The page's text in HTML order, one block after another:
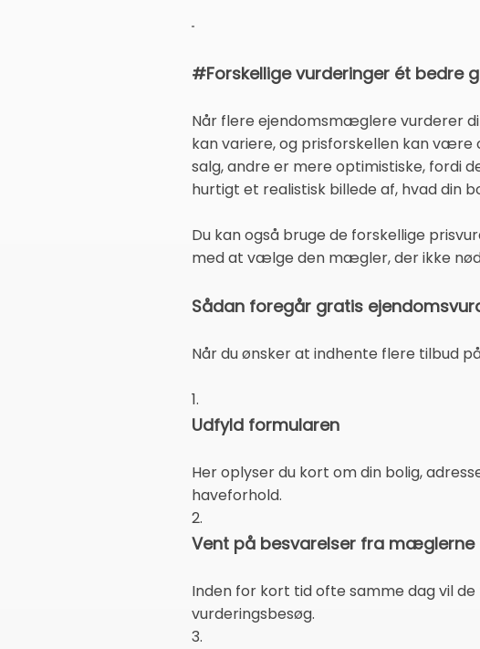
#Forskellige vurderinger ét bedre
Når flere ejendomsmæglere vurderer
kan variere, og prisforskellen kan
salg, andre er mere optimistiske, fordi
hurtigt et realistisk billede af, hvad din
Du kan også bruge de forskellige
med at vælge den mægler, der ikke
Sådan foregår gratis
Når du ønsker at indhente flere tilbud
1.
Udfyld formularen
Her oplyser du kort om din bolig,
haveforhold.
2.
Vent på besvarelser fra mæglerne
Inden for kort tid ofte samme dag vil
vurderingsbesøg.
3.